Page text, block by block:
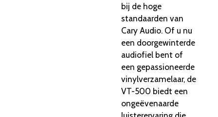
bij de hoge
standaarden van
Cary Audio. Of u nu
een doorgewinterde
audiofiel bent of
een gepassioneerde
vinylverzamelaar, de
VT-500 biedt een
ongeëvenaarde